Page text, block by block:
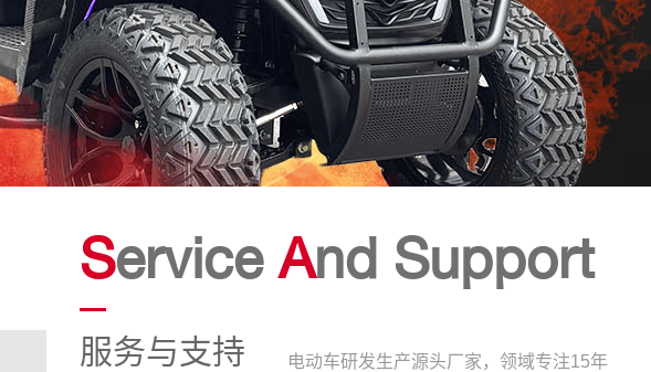
Service And Support
服务与支持 电动车研发生产源头厂家，领域专注15年